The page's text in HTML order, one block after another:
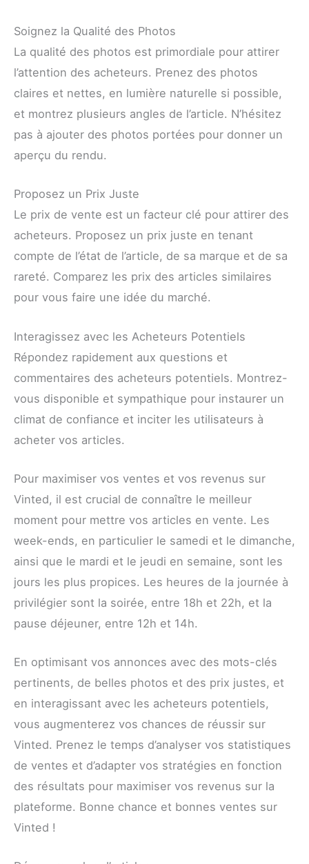
Soignez la Qualité des Photos
La qualité des photos est primordiale pour attirer
l’attention des acheteurs. Prenez des photos
claires et nettes, en lumière naturelle si possible,
et montrez plusieurs angles de l’article. N’hésitez
pas à ajouter des photos portées pour donner un
aperçu du rendu.
Proposez un Prix Juste
Le prix de vente est un facteur clé pour attirer des
acheteurs. Proposez un prix juste en tenant
compte de l’état de l’article, de sa marque et de sa
rareté. Comparez les prix des articles similaires
pour vous faire une idée du marché.
Interagissez avec les Acheteurs Potentiels
Répondez rapidement aux questions et
commentaires des acheteurs potentiels. Montrez-
vous disponible et sympathique pour instaurer un
climat de confiance et inciter les utilisateurs à
acheter vos articles.
Pour maximiser vos ventes et vos revenus sur
Vinted, il est crucial de connaître le meilleur
moment pour mettre vos articles en vente. Les
week-ends, en particulier le samedi et le dimanche,
ainsi que le mardi et le jeudi en semaine, sont les
jours les plus propices. Les heures de la journée à
privilégier sont la soirée, entre 18h et 22h, et la
pause déjeuner, entre 12h et 14h.
En optimisant vos annonces avec des mots-clés
pertinents, de belles photos et des prix justes, et
en interagissant avec les acheteurs potentiels,
vous augmenterez vos chances de réussir sur
Vinted. Prenez le temps d’analyser vos statistiques
de ventes et d’adapter vos stratégies en fonction
des résultats pour maximiser vos revenus sur la
plateforme. Bonne chance et bonnes ventes sur
Vinted !